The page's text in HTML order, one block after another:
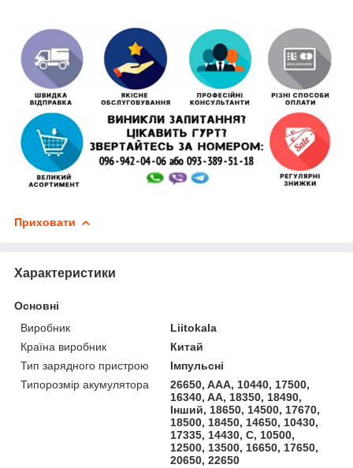
Приховати
Характеристики
Основні
Виробник
Liitokala
Країна виробник
Китай
Тип зарядного пристрою
Імпульсні
Типорозмір акумулятора
26650, AAA, 10440, 17500,
16340, AA, 18350, 18490,
Інший, 18650, 14500, 17670,
18500, 18450, 14650, 10430,
17335, 14430, C, 10500,
12500, 13500, 16650, 17650,
20650, 22650